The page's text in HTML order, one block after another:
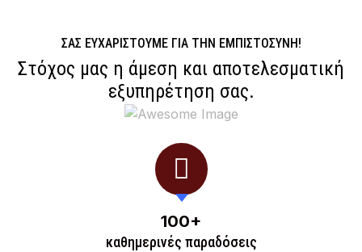
ΣΑΣ ΕΥΧΑΡΙΣΤΟΎΜΕ ΓΙΑ ΤΗΝ ΕΜΠΙΣΤΟΣΎΝΗ!
Στόχος μας η άμεση και αποτελεσματική
εξυπηρέτηση σας.
100+
καθημερινές παραδόσεις